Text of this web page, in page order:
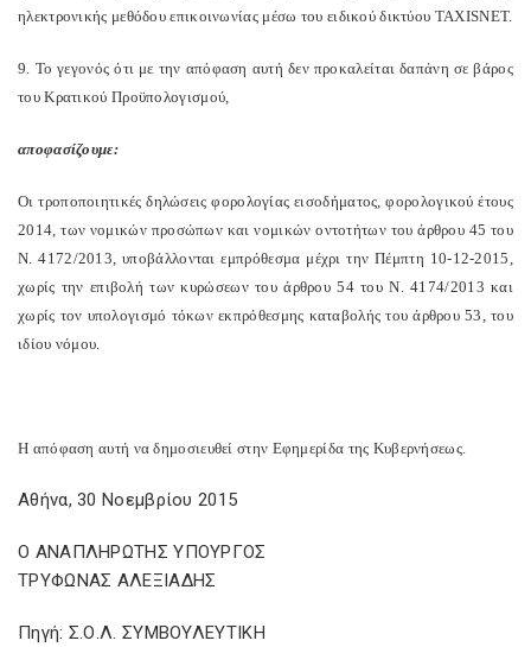
ηλεκτρονικής μεθόδου επικοινωνίας μέσω του ειδικού δικτύου TAXISNET.
9. Το γεγονός ότι με την απόφαση αυτή δεν προκαλείται δαπάνη σε βάρος
του Κρατικού Προϋπολογισμού,
αποφασίζουμε:
Οι τροποποιητικές δηλώσεις φορολογίας εισοδήματος, φορολογικού έτους
2014, των νομικών προσώπων και νομικών οντοτήτων του άρθρου 45 του
Ν. 4172/2013, υποβάλλονται εμπρόθεσμα μέχρι την Πέμπτη 10-12-2015,
χωρίς την επιβολή των κυρώσεων του άρθρου 54 του Ν. 4174/2013 και
χωρίς τον υπολογισμό τόκων εκπρόθεσμης καταβολής του άρθρου 53, του
ιδίου νόμου.
Η απόφαση αυτή να δημοσιευθεί στην Εφημερίδα της Κυβερνήσεως.
Αθήνα, 30 Νοεμβρίου 2015
Ο ΑΝΑΠΛΗΡΩΤΗΣ ΥΠΟΥΡΓΟΣ
ΤΡΥΦΩΝΑΣ ΑΛΕΞΙΑΔΗΣ
Πηγή: Σ.Ο.Λ. ΣΥΜΒΟΥΛΕΥΤΙΚΗ